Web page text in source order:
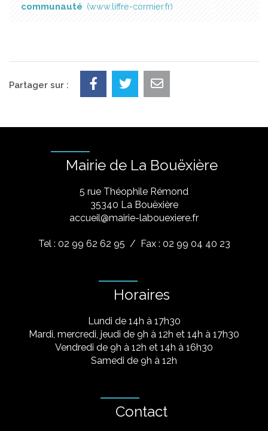
communauté
www.liffre-cormier.fr
Partager sur :
Mairie de La Bouëxière
5 rue Théophile Rémond
​35340 La Bouëxière
accueil@mairie-labouexiere.fr
Tel : 02 99 62 62 95 / Fax : 02 99 04 40 23
Horaires
Lundi de 14h à 17h30
Mardi, mercredi, jeudi de 9h à 12h et 14h à 17h30
Vendredi de 9h à 12h et 14h à 16h30
Samedi de 9h à 12h
Contact